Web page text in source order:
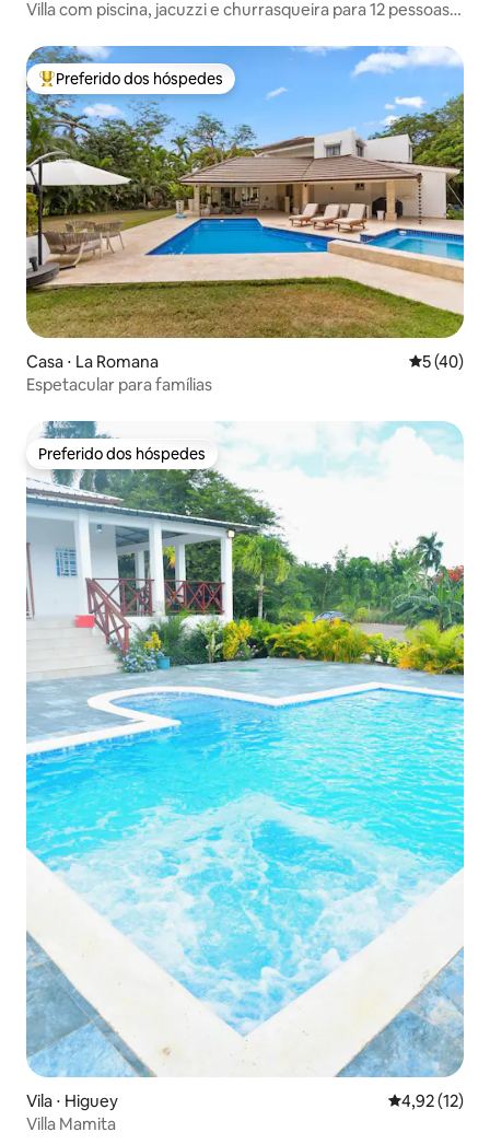
Villa com piscina, jacuzzi e churrasqueira para 12 pessoas
Entre os melhores preferidos dos hóspedes
Preferido dos hóspedes
Casa ⋅ La Romana 5 de uma
5 (40)
Espetacular para famílias
Preferido dos hóspedes
Preferido dos hóspedes
Vila ⋅ Higuey 4,92 de uma
4,92 (12)
Villa Mamita